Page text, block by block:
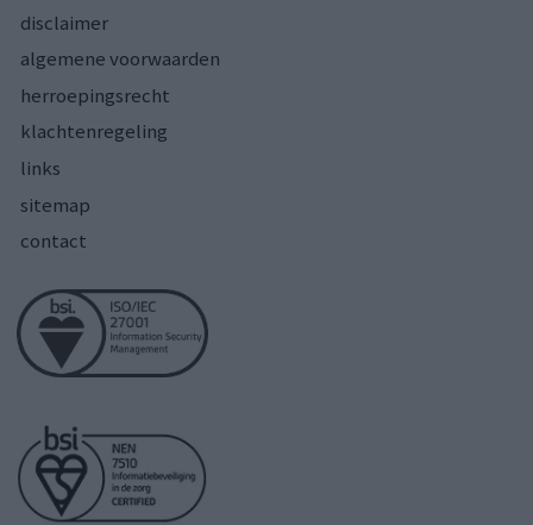
disclaimer
algemene voorwaarden
herroepingsrecht
klachtenregeling
links
sitemap
contact